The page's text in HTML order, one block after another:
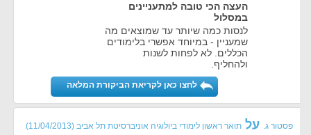
העצה הכי טובה למתעניינים
במסלול
לנסות כמה שיותר עד שמוצאים מה
שמעניין - במיוחד אפשרי בלימודים
הכללים. לא לפחות לשנות
ולהחליף.
לחצו כאן לקריאת הביקורת המלאה
פסטור ג. על תואר ראשון לימודי ביולוגיה אוניברסיטת תל אביב (
11/04/2013
)